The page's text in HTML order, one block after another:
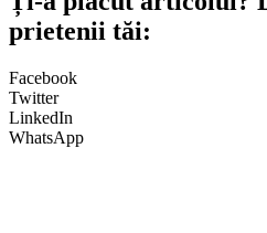
prietenii tăi:
Facebook
Twitter
LinkedIn
WhatsApp